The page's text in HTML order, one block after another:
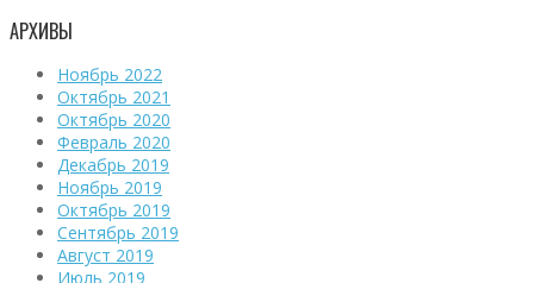
АРХИВЫ
Ноябрь 2022
Октябрь 2021
Октябрь 2020
Февраль 2020
Декабрь 2019
Ноябрь 2019
Октябрь 2019
Сентябрь 2019
Август 2019
Июль 2019